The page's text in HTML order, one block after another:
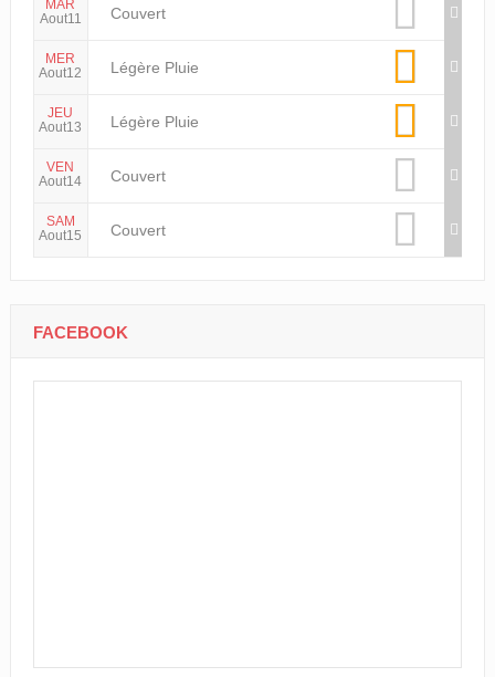
MAR
Aout11
Couvert
MER
Aout12
Légère Pluie
JEU
Aout13
Légère Pluie
VEN
Aout14
Couvert
SAM
Aout15
Couvert
FACEBOOK